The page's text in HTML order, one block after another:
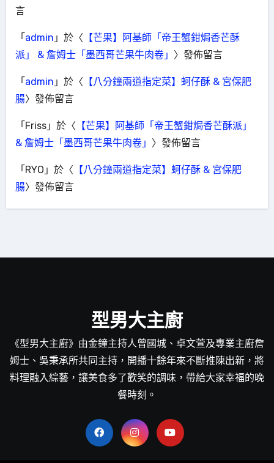
言
「admin 」於〈 【芒果】阿基師「帝王蟹鉗焗香芒酥
派」 & 詹姆士「墨西哥芒果牛肉卷」 〉發佈留言
「admin 」於〈 【八分鐘兩道指定菜】蚵仔酥 & 宮保肥
腸〉發佈留言
「Friss」於〈 【芒果】阿基師「帝王蟹鉗焗香芒酥派」
& 詹姆士「墨西哥芒果牛肉卷」 〉發佈留言
「RYO 」於〈 【八分鐘兩道指定菜】蚵仔酥 & 宮保肥
腸〉發佈留言
型男大主廚
《型男大主廚》由金鐘主持人曾國城、卓文萱及專業主廚詹
姆士、吳秉承所共同主持，開播十餘年來不斷推陳出新，將
料理融入綜藝，讓美食多了歡笑的調味，帶給大家幸福的晚
餐時刻。